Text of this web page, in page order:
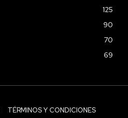
125
90
70
69
TÉRMINOS Y CONDICIONES